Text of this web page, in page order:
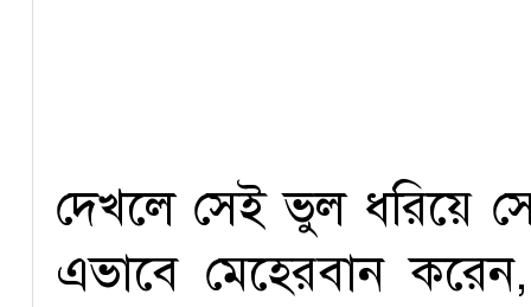
দেখলে সেই ভুল ধরিয়ে
এভাবে মেহেরবান